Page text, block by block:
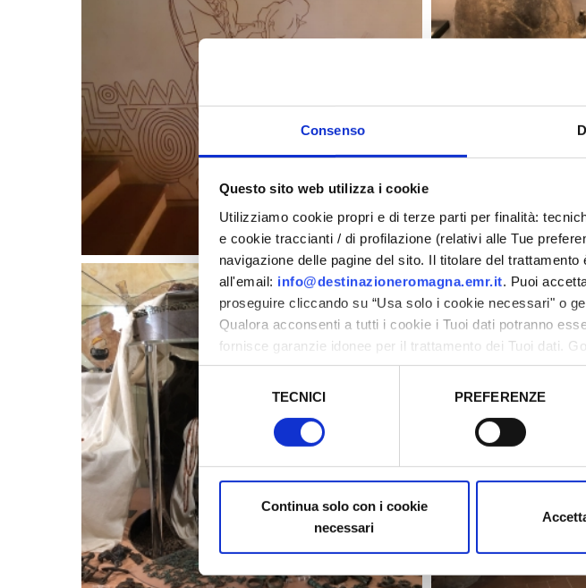
Consenso
Questo sito web utilizza i cookie
Utilizziamo cookie propri e di terze parti per finalità:
e cookie traccianti / di profilazione (relativi alle Tue
navigazione delle pagine del sito. Il titolare del trattamento
all'email: info@destinazioneromagna.emr.it. Puoi
proseguire cliccando su “Usa solo i cookie necessari" o
Qualora acconsenti a tutti i cookie i Tuoi dati potranno
fornisce garanzie idonee per il trattamento dei Tuoi dati.
sicurezza a Tutela dei navigatori, che abbiamo valutato
consenso
TECNICI PREFERENZE
Continua solo con i cookie
necessari